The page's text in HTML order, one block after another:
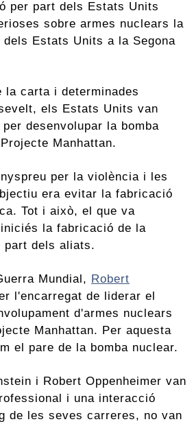
per part dels Estats Units
sobre armes nuclears la
Estats Units a la Segona
la carta i determinades
els Estats Units van
desenvolupar la bomba
Manhattan.
per la violència i les
era evitar la fabricació
Tot i això, el que va
la fabricació de la
part dels aliats.
Mundial, Robert
l'encarregat de liderar el
d'armes nuclears
Manhattan. Per aquesta
el pare de la bomba nuclear.
i Robert Oppenheimer van
i una interacció
de les seves carreres, no van